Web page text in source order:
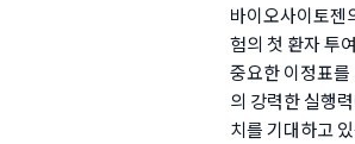
바이오사이토젠
험의 첫 환자 투
중요한 이정표
의 강력한 실행
치를 기대하고